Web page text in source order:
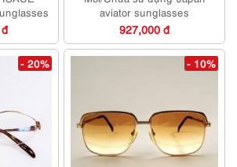
aviator sunglasses
927,000 đ
- 20% - 10%